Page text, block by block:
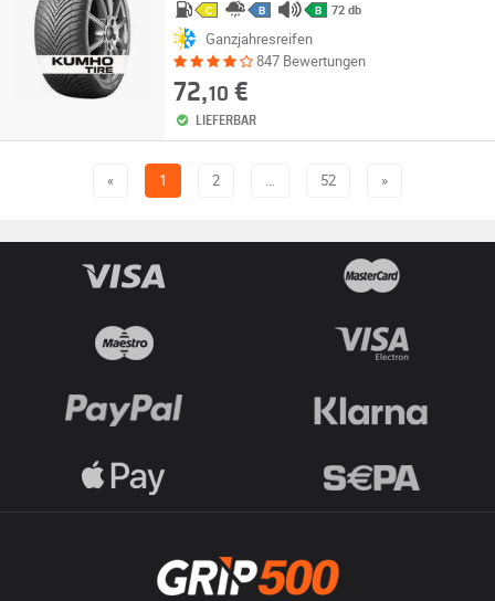
C B B 72 db
Ganzjahresreifen
847 Bewertungen
72,10 €
LIEFERBAR
« 1 2 … 52 »